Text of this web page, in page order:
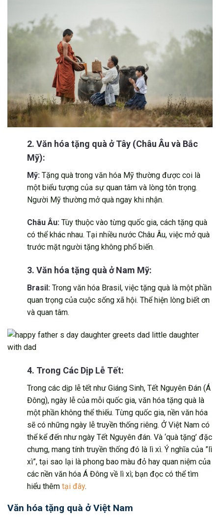
2. Văn hóa tặng quà ởTây (Châu Âu và Bắc
Mỹ):
Mỹ: Tặng quà trong văn hóa Mỹ thường được coi là
một biểu tượng của sự quan tâm và lòng tôn trọng.
Người Mỹ thường mở quà ngay khi nhận.
Châu Âu: Tùy thuộc vào từng quốc gia, cách tặng quà
có thể khác nhau. Tại nhiều nước Châu Âu, việc mở quà
trước mặt người tặng không phổ biến.
3. Văn hóa tặng quà ở Nam Mỹ:
Brasil: Trong văn hóa Brasil, việc tặng quà là một phần
quan trọng của cuộc sống xã hội. Thể hiện lòng biết ơn
và quan tâm.
4. Trong Các Dịp Lễ Tết:
Trong các dịp lễ tết như Giáng Sinh, Tết Nguyên Đán (Á
Đông), ngày lễ của mỗi quốc gia, văn hóa tặng quà là
một phần không thể thiếu. Từng quốc gia, nền văn hóa
sẽ có những ngày lễ truyền thống riêng. Ở Việt Nam có
thể kể đến như ngày Tết Nguyên đán. Và ‘quà tặng’ đặc
chưng, mang tính truyền thống đó là lì xì. Ý nghĩa của ”lì
xì”, tại sao lại là phong bao màu đỏ hay quan niệm của
các nền văn hóa Á Đông về lì xì; bạn đọc có thể tìm
hiểu thêm tại đây.
Văn hóa tặng quà ở Việt Nam